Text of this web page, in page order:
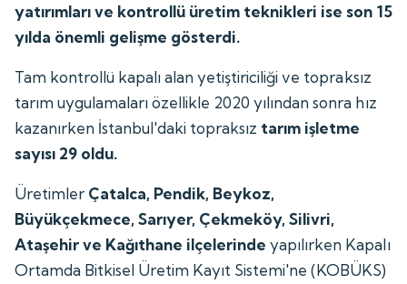
yatırımları ve kontrollü üretim teknikleri ise son 15
yılda önemli gelişme gösterdi.
Tam kontrollü kapalı alan yetiştiriciliği ve topraksız
tarım uygulamaları özellikle 2020 yılından sonra hız
kazanırken İstanbul'daki topraksız tarım işletme
sayısı 29 oldu.
Üretimler Çatalca, Pendik, Beykoz,
Büyükçekmece, Sarıyer, Çekmeköy, Silivri,
Ataşehir ve Kağıthane ilçelerindeyapılırken Kapalı
Ortamda Bitkisel Üretim Kayıt Sistemi'ne (KOBÜKS)